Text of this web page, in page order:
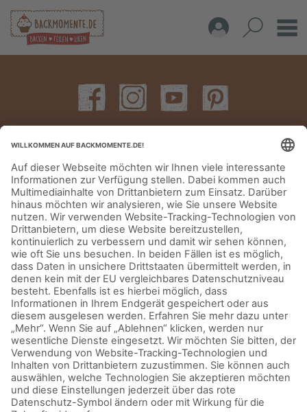
IMPRESSUM DATENSCHUTZERKLÄRUNG AGB KONTAKT
© Aurora Mühlen GmbH - Trettaustraße 49 – D-21107 Hamburg